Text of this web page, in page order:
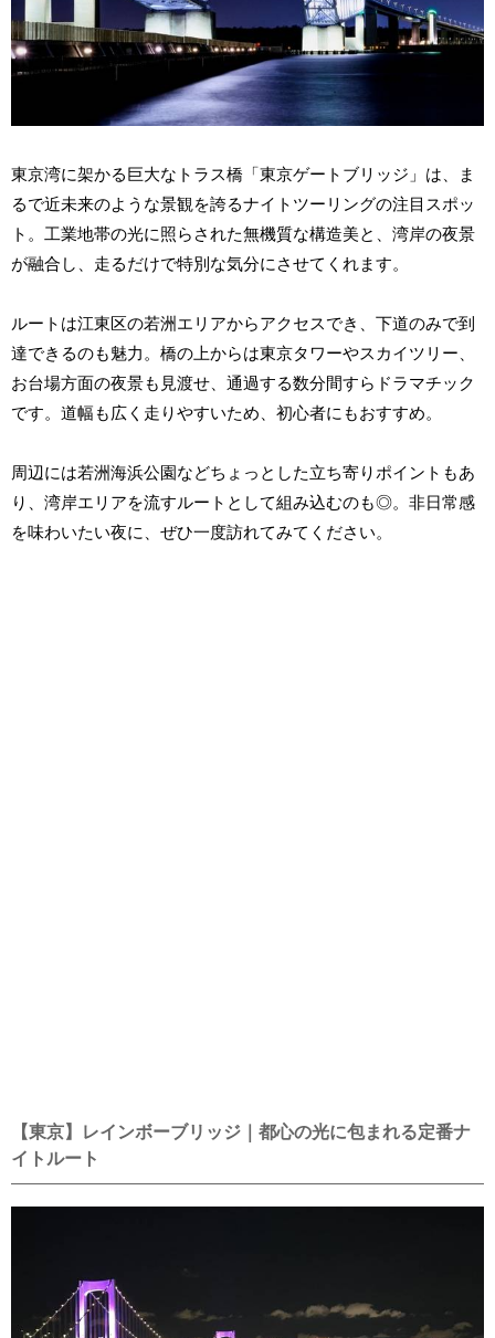
東京湾に架かる巨大なトラス橋「東京ゲートブリッジ」は、ま
るで近未来のような景観を誇るナイトツーリングの注目スポッ
ト。工業地帯の光に照らされた無機質な構造美と、湾岸の夜景
が融合し、走るだけで特別な気分にさせてくれます。
ルートは江東区の若洲エリアからアクセスでき、下道のみで到
達できるのも魅力。橋の上からは東京タワーやスカイツリー、
お台場方面の夜景も見渡せ、通過する数分間すらドラマチック
です。道幅も広く走りやすいため、初心者にもおすすめ。
周辺には若洲海浜公園などちょっとした立ち寄りポイントもあ
り、湾岸エリアを流すルートとして組み込むのも◎。非日常感
を味わいたい夜に、ぜひ一度訪れてみてください。
【東京】レインボーブリッジ｜都心の光に包まれる定番ナ
イトルート